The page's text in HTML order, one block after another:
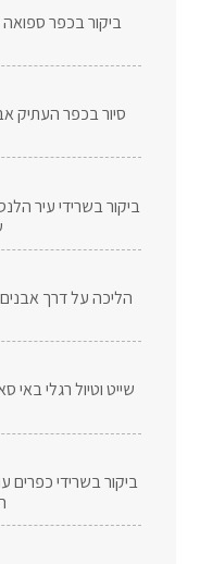
ביקור בכפר
סיור בכפר העתיק
ביקור בשרידי עיר
הליכה על דרך
שייט וטיול רגלי
ביקור בשרידי כפרים